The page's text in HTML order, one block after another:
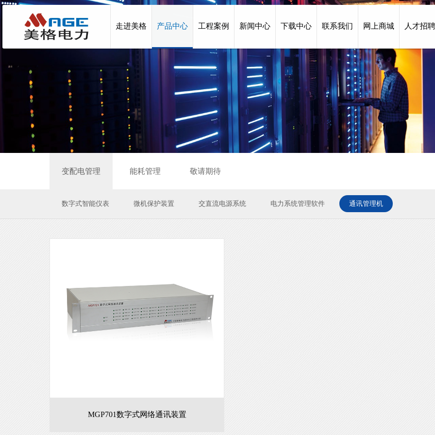
走进美格 产品中心 工程案例 新闻中心 下载中心 联系我们 网上商城 人才招
变配电管理
数字式智能仪表 微机保护装置 交直流电源系统 电力系统管理软件 通讯管理机
能耗管理 敬请期待
MGP701数字式网络通讯装置